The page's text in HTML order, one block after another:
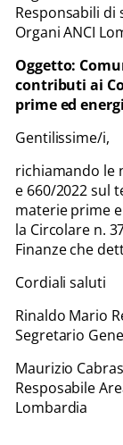
Responsabili di
Organi ANCI
Oggetto:
contributi ai
prime ed
Gentilissime/i,
richiamando le
e 660/2022 sul
materie prime
la Circolare n.
Finanze che
Cordiali saluti
Rinaldo Mario
Segretario
Maurizio Cabras
Resposabile
Lombardia